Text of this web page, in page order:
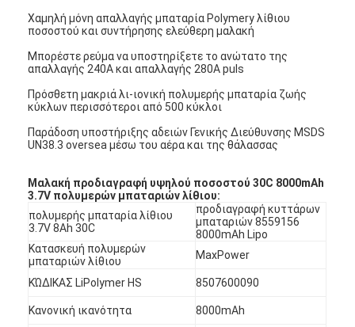
Χαμηλή μόνη απαλλαγής μπαταρία Polymery λίθιου
ποσοστού και συντήρησης ελεύθερη μαλακή
Μπορέστε ρεύμα να υποστηρίξετε το ανώτατο της
απαλλαγής 240A και απαλλαγής 280A puls
Πρόσθετη μακριά λι-ιονική πολυμερής μπαταρία ζωής
κύκλων περισσότεροι από 500 κύκλοι
Παράδοση υποστήριξης αδειών Γενικής Διεύθυνσης MSDS
UN38.3 oversea μέσω του αέρα και της θάλασσας
Μαλακή προδιαγραφή υψηλού ποσοστού 30C 8000mAh
3.7V πολυμερών μπαταριών λίθιου:
πολυμερής μπαταρία λίθιου
3.7V 8Ah 30C
προδιαγραφή κυττάρων
μπαταριών 8559156
8000mAh Lipo
Κατασκευή πολυμερών
μπαταριών λίθιου
MaxPower
ΚΏΔΙΚΑΣ LiPolymer HS 8507600090
Κανονική ικανότητα 8000mAh